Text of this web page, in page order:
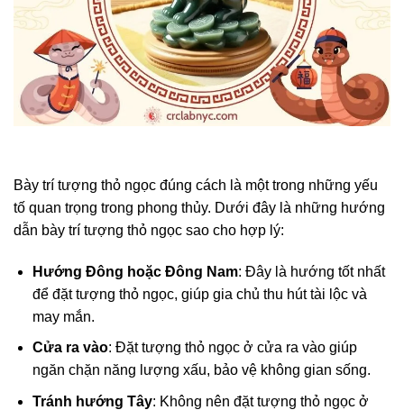
Bày trí tượng thỏ ngọc đúng cách là một trong những yếu
tố quan trọng trong phong thủy. Dưới đây là những hướng
dẫn bày trí tượng thỏ ngọc sao cho hợp lý:
Hướng Đông hoặc Đông Nam: Đây là hướng tốt nhất
để đặt tượng thỏ ngọc, giúp gia chủ thu hút tài lộc và
may mắn.
Cửa ra vào: Đặt tượng thỏ ngọc ở cửa ra vào giúp
ngăn chặn năng lượng xấu, bảo vệ không gian sống.
Tránh hướng Tây: Không nên đặt tượng thỏ ngọc ở